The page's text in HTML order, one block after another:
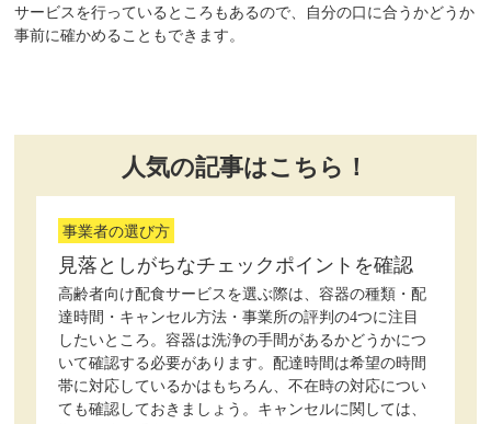
サービスを行っているところもあるので、自分の口に合うかどうか
事前に確かめることもできます。
人気の記事はこちら！
事業者の選び方
見落としがちなチェックポイントを確認
高齢者向け配食サービスを選ぶ際は、容器の種類・配
達時間・キャンセル方法・事業所の評判の4つに注目
したいところ。容器は洗浄の手間があるかどうかにつ
いて確認する必要があります。配達時間は希望の時間
帯に対応しているかはもちろん、不在時の対応につい
ても確認しておきましょう。キャンセルに関しては、